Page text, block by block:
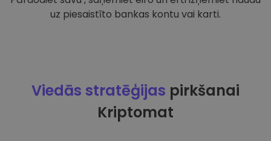
uz piesaistīto bankas kontu vai karti.
Viedās stratēģijas pirkšanai
Kriptomat